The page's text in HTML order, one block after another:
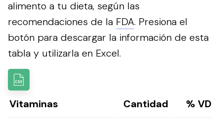
alimento a tu dieta, según las
recomendaciones de la FDA. Presiona el
botón para descargar la información de esta
tabla y utilizarla en Excel.
Vitaminas Cantidad
% VD